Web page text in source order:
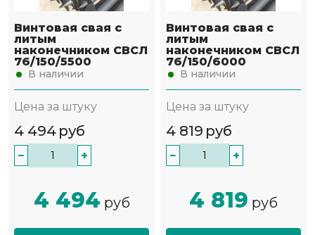
Винтовая свая с
литым
наконечником СВСЛ
76/150/5500
В наличии
Цена за штуку
4 494 руб
− +
4 494 руб
Винтовая свая с
литым
наконечником СВСЛ
76/150/6000
В наличии
Цена за штуку
4 819 руб
− +
4 819 руб